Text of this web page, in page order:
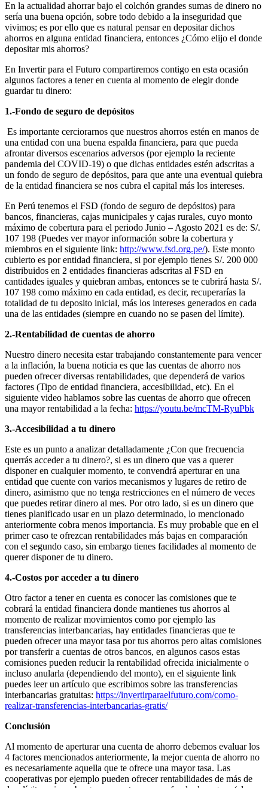
En la actualidad ahorrar bajo el colchón grandes sumas de dinero no
sería una buena opción, sobre todo debido a la inseguridad que
vivimos; es por ello que es natural pensar en depositar dichos
ahorros en alguna entidad financiera, entonces ¿Cómo elijo el donde
depositar mis ahorros?
En Invertir para el Futuro compartiremos contigo en esta ocasión
algunos factores a tener en cuenta al momento de elegir donde
guardar tu dinero:
1.-Fondo de seguro de depósitos
Es importante cerciorarnos que nuestros ahorros estén en manos de
una entidad con una buena espalda financiera, para que pueda
afrontar diversos escenarios adversos (por ejemplo la reciente
pandemia del COVID-19) o que dichas entidades estén adscritas a
un fondo de seguro de depósitos, para que ante una eventual quiebra
de la entidad financiera se nos cubra el capital más los intereses.
En Perú tenemos el FSD (fondo de seguro de depósitos) para
bancos, financieras, cajas municipales y cajas rurales, cuyo monto
máximo de cobertura para el periodo Junio – Agosto 2021 es de: S/.
107 198 (Puedes ver mayor información sobre la cobertura y
miembros en el siguiente link: http://www.fsd.org.pe/). Este monto
cubierto es por entidad financiera, si por ejemplo tienes S/. 200 000
distribuidos en 2 entidades financieras adscritas al FSD en
cantidades iguales y quiebran ambas, entonces se te cubrirá hasta S/.
107 198 como máximo en cada entidad, es decir, recuperarías la
totalidad de tu deposito inicial, más los intereses generados en cada
una de las entidades (siempre en cuando no se pasen del límite).
2.-Rentabilidad de cuentas de ahorro
Nuestro dinero necesita estar trabajando constantemente para vencer
a la inflación, la buena noticia es que las cuentas de ahorro nos
pueden ofrecer diversas rentabilidades, que dependerá de varios
factores (Tipo de entidad financiera, accesibilidad, etc). En el
siguiente video hablamos sobre las cuentas de ahorro que ofrecen
una mayor rentabilidad a la fecha: https://youtu.be/mcTM-RyuPbk
3.-Accesibilidad a tu dinero
Este es un punto a analizar detalladamente ¿Con que frecuencia
querrás acceder a tu dinero?, si es un dinero que vas a querer
disponer en cualquier momento, te convendrá aperturar en una
entidad que cuente con varios mecanismos y lugares de retiro de
dinero, asimismo que no tenga restricciones en el número de veces
que puedes retirar dinero al mes. Por otro lado, si es un dinero que
tienes planificado usar en un plazo determinado, lo mencionado
anteriormente cobra menos importancia. Es muy probable que en el
primer caso te ofrezcan rentabilidades más bajas en comparación
con el segundo caso, sin embargo tienes facilidades al momento de
querer disponer de tu dinero.
4.-Costos por acceder a tu dinero
Otro factor a tener en cuenta es conocer las comisiones que te
cobrará la entidad financiera donde mantienes tus ahorros al
momento de realizar movimientos como por ejemplo las
transferencias interbancarias, hay entidades financieras que te
pueden ofrecer una mayor tasa por tus ahorros pero altas comisiones
por transferir a cuentas de otros bancos, en algunos casos estas
comisiones pueden reducir la rentabilidad ofrecida inicialmente o
incluso anularla (dependiendo del monto), en el siguiente link
puedes leer un artículo que escribimos sobre las transferencias
interbancarias gratuitas: https://invertirparaelfuturo.com/como-
realizar-transferencias-interbancarias-gratis/
Conclusión
Al momento de aperturar una cuenta de ahorro debemos evaluar los
4 factores mencionados anteriormente, la mejor cuenta de ahorro no
es necesariamente aquella que te ofrece una mayor tasa. Las
cooperativas por ejemplo pueden ofrecer rentabilidades de más de